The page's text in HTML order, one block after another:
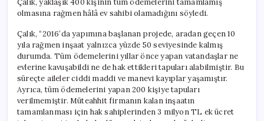
olmasına rağmen hâlâ ev sahibi olamadığını söyledi.
Çalık, “2016’da yapımına başlanan projede, aradan geçen 10
yıla rağmen inşaat yalnızca yüzde 50 seviyesinde kalmış
durumda. Tüm ödemelerini yıllar önce yapan vatandaşlar ne
evlerine kavuşabildi ne de hak ettikleri tapuları alabilmiştir. Bu
süreçte aileler ciddi maddi ve manevi kayıplar yaşamıştır.
Ayrıca, tüm ödemelerini yapan 200 kişiye tapuları
verilmemiştir. Müteahhit firmanın kalan inşaatın
tamamlanması için hak sahiplerinden 3 milyon TL ek ücret